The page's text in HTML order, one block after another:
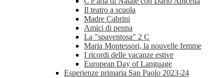
Il teatro a scuola
Madre Cabrini
Amici di penna
La "spaventosa" 2 C
Maria Montessori, la nouvelle femme
I ricordi delle vacanze estive
European Day of Language
Esperienze primaria San Paolo 2023-24